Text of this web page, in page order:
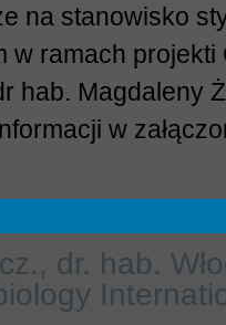
na stanowisko
w ramach projekti
hab. Magdaleny
w
dr. hab.